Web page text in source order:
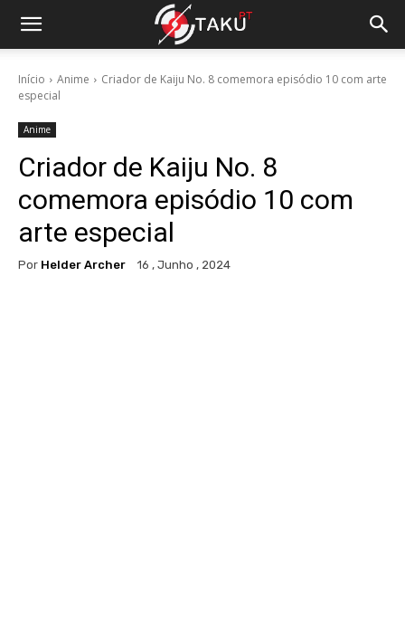
Início Anime
Criador de Kaiju No. 8 comemora episódio 10 com arte
especial
Anime
Criador de Kaiju No. 8
comemora episódio 10 com
arte especial
Por Helder Archer 16 , Junho , 2024